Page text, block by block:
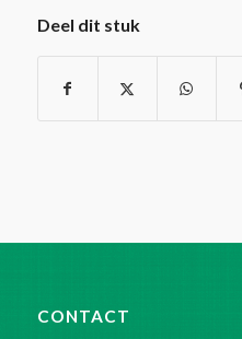
Deel dit stuk
CONTACT